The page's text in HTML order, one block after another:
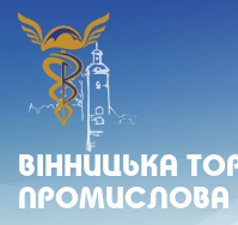
ВIННИЦЬКА
ПРОМИСЛОВА